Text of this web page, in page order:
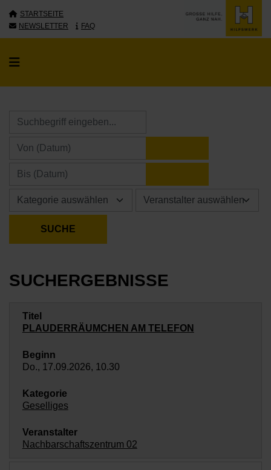
STARTSEITE
NEWSLETTER
FAQ
SUCHERGEBNISSE
PLAUDERRÄUMCHEN AM TELEFON
Do., 17.09.2026, 10.30
Geselliges
Nachbarschaftszentrum 02